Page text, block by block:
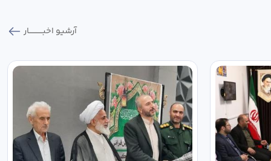
آرشیو اخبـــــــــــار